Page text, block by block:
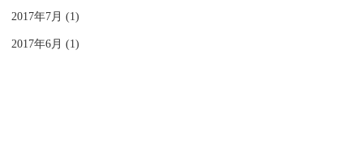
2017年7月 (1)
2017年6月 (1)